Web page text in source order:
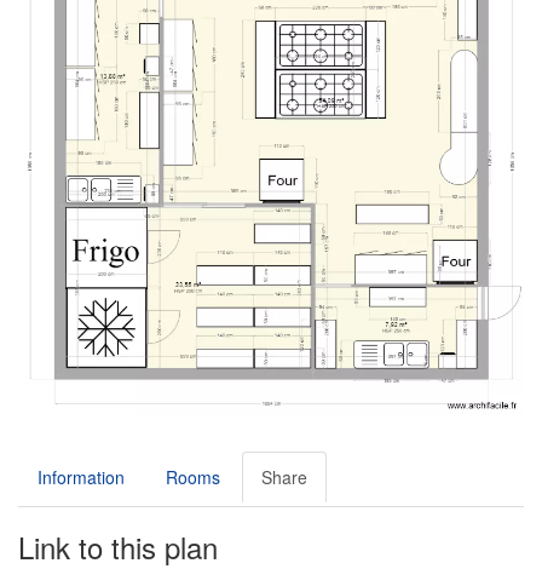
Information Rooms Share
Link to this plan